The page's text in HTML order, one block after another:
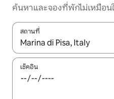
ค้นหาและจองที่พักไม่เหมือน
สถานที่
ใช้ลูกศรขึ้นลง หรือใช้การสัมผั
เช็คอิน